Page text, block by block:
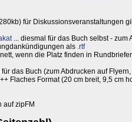
für Diskussionsveranstaltungen
... diesmal für das Buch selbst - zum
als .rtf
wenn die Platz finden in
das Buch (zum Abdrucken auf
++ Flaches Format (20 cm breit, 9,5 cm
auf zipFM